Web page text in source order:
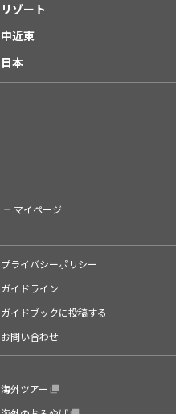
リゾート
中近東
日本
マイページ
プライバシーポリシー
ガイドライン
ガイドブックに投稿する
お問い合わせ
海外ツアー